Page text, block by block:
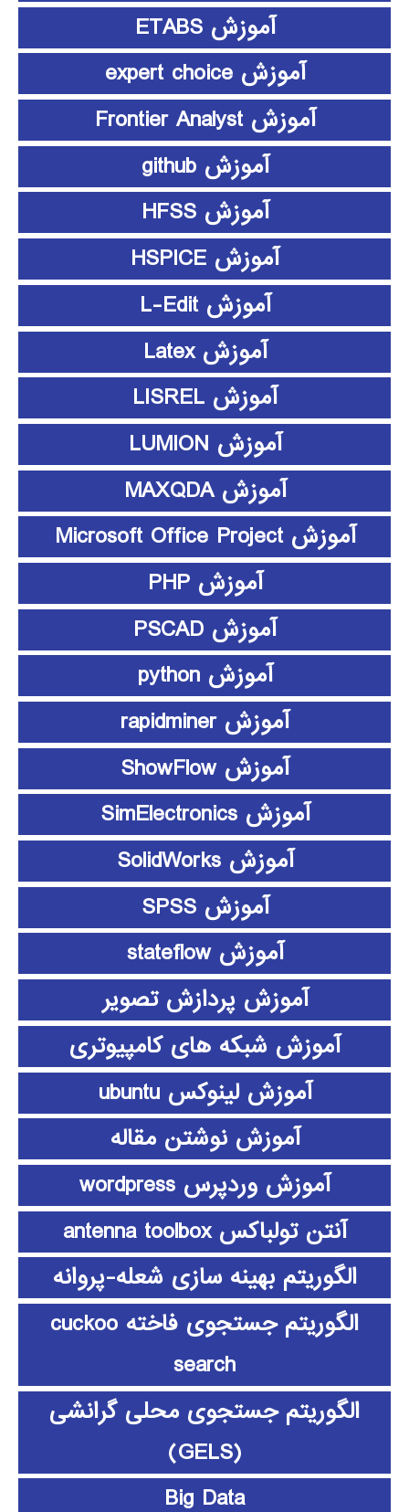
آموزش ETABS
آموزش expert choice
آموزش Frontier Analyst
آموزش github
آموزش HFSS
آموزش HSPICE
آموزش L-Edit
آموزش Latex
آموزش LISREL
آموزش LUMION
آموزش MAXQDA
آموزش Microsoft Office Project
آموزش PHP
آموزش PSCAD
آموزش python
آموزش rapidminer
آموزش ShowFlow
آموزش SimElectronics
آموزش SolidWorks
آموزش SPSS
آموزش stateflow
آموزش پردازش تصویر
آموزش شبکه های کامپیوتری
آموزش لینوکس ubuntu
آموزش نوشتن مقاله
آموزش وردپرس wordpress
آنتن تولباکس antenna toolbox
الگوریتم بهینه سازی شعله-پروانه
الگوریتم جستجوی فاخته cuckoo
search
الگوریتم جستجوی محلی گرانشی
(GELS)
Big Data